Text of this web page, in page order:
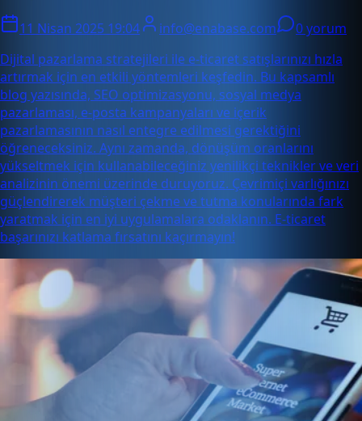
11 Nisan 2025 19:04 info@enabase.com
0 yorum
Dijital pazarlama stratejileri ile e-ticaret satışlarınızı hızla
artırmak için en etkili yöntemleri keşfedin. Bu kapsamlı
blog yazısında, SEO optimizasyonu, sosyal medya
pazarlaması, e-posta kampanyaları ve içerik
pazarlamasının nasıl entegre edilmesi gerektiğini
öğreneceksiniz. Aynı zamanda, dönüşüm oranlarını
yükseltmek için kullanabileceğiniz yenilikçi teknikler ve veri
analizinin önemi üzerinde duruyoruz. Çevrimiçi varlığınızı
güçlendirerek müşteri çekme ve tutma konularında fark
yaratmak için en iyi uygulamalara odaklanın. E-ticaret
başarınızı katlama fırsatını kaçırmayın!